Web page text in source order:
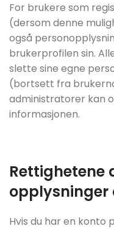
For brukere som
(dersom denne
også
brukerprofilen sin.
slette sine egne
(bortsett fra
administratorer kan
informasjonen.
Rettighetene
opplysninger
Hvis du har en